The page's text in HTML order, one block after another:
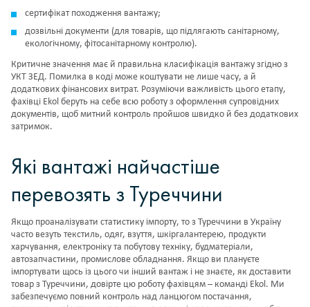
сертифікат походження вантажу;
дозвільні документи (для товарів, що підлягають санітарному,
екологічному, фітосанітарному контролю).
Критичне значення має й правильна класифікація вантажу згідно з
УКТ ЗЕД. Помилка в коді може коштувати не лише часу, а й
додаткових фінансових витрат. Розуміючи важливість цього етапу,
фахівці Ekol беруть на себе всю роботу з оформлення супровідних
документів, щоб митний контроль пройшов швидко й без додаткових
затримок.
Які вантажі найчастіше
перевозять з Туреччини
Якщо проаналізувати статистику імпорту, то з Туреччини в Україну
часто везуть текстиль, одяг, взуття, шкіргалантерею, продукти
харчування, електроніку та побутову техніку, будматеріали,
автозапчастини, промислове обладнання. Якщо ви плануєте
імпортувати щось із цього чи інший вантаж і не знаєте, як доставити
товар з Туреччини, довірте цю роботу фахівцям – команді Ekol. Ми
забезпечуємо повний контроль над ланцюгом постачання,